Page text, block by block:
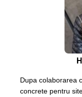
Dupa colaborarea
concrete pentru